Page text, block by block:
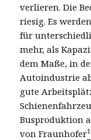
verlieren. Die
riesig. Es
für
mehr, als
dem Maße, in
Autoindustrie
gute
Busproduktion
von Fraunhofer1